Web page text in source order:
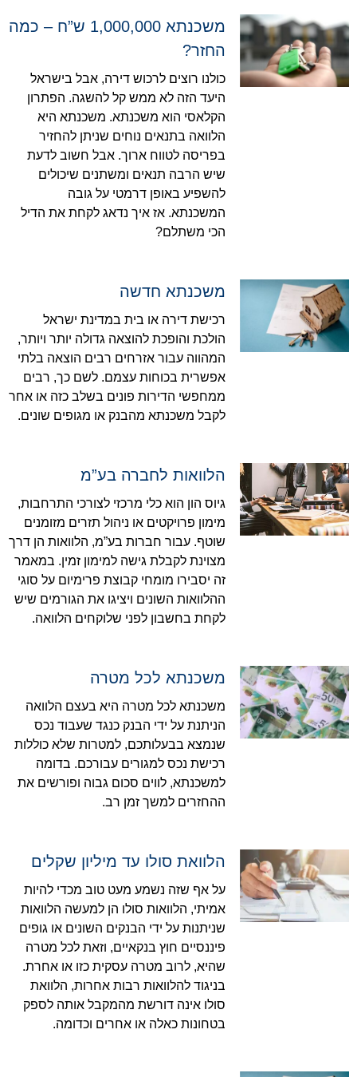
משכנתא 1,000,000 ש”ח – כמה
החזר?
כולנו רוצים לרכוש דירה, אבל בישראל
היעד הזה לא ממש קל להשגה. הפתרון
הקלאסי הוא משכנתא. משכנתא היא
הלוואה בתנאים נוחים שניתן להחזיר
בפריסה לטווח ארוך. אבל חשוב לדעת
שיש הרבה תנאים ומשתנים שיכולים
להשפיע באופן דרמטי על גובה
המשכנתא. אז איך נדאג לקחת את הדיל
הכי משתלם?
משכנתא חדשה
רכישת דירה או בית במדינת ישראל
הולכת והופכת להוצאה גדולה יותר ויותר,
המהווה עבור אזרחים רבים הוצאה בלתי
אפשרית בכוחות עצמם. לשם כך, רבים
ממחפשי הדירות פונים בשלב כזה או אחר
לקבל משכנתא מהבנק או מגופים שונים.
הלוואות לחברה בע”מ
גיוס הון הוא כלי מרכזי לצורכי התרחבות,
מימון פרויקטים או ניהול תזרים מזומנים
שוטף. עבור חברות בע”מ, הלוואות הן דרך
מצוינת לקבלת גישה למימון זמין. במאמר
זה יסבירו מומחי קבוצת פרימיום על סוגי
ההלוואות השונים ויציגו את הגורמים שיש
לקחת בחשבון לפני שלוקחים הלוואה.
משכנתא לכל מטרה
משכנתא לכל מטרה היא בעצם הלוואה
הניתנת על ידי הבנק כנגד שעבוד נכס
שנמצא בבעלותכם, למטרות שלא כוללות
רכישת נכס למגורים עבורכם. בדומה
למשכנתא, לווים סכום גבוה ופורשים את
ההחזרים למשך זמן רב.
הלוואת סולו עד מיליון שקלים
על אף שזה נשמע מעט טוב מכדי להיות
אמיתי, הלוואות סולו הן למעשה הלוואות
שניתנות על ידי הבנקים השונים או גופים
פיננסיים חוץ בנקאיים, וזאת לכל מטרה
שהיא, לרוב מטרה עסקית כזו או אחרת.
בניגוד להלוואות רבות אחרות, הלוואת
סולו אינה דורשת מהמקבל אותה לספק
בטחונות כאלה או אחרים וכדומה.